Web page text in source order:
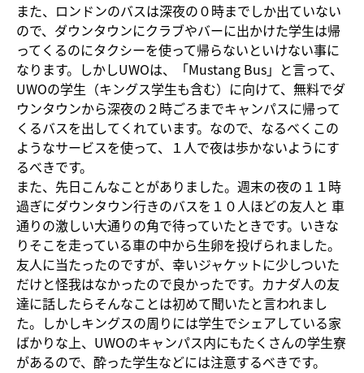
また、ロンドンのバスは深夜の０時までしか出ていない
ので、ダウンタウンにクラブやバーに出かけた学生は帰
ってくるのにタクシーを使って帰らないといけない事に
なります。しかしUWOは、「Mustang Bus」と言って、
UWOの学生（キングス学生も含む）に向けて、無料でダ
ウンタウンから深夜の２時ごろまでキャンパスに帰って
くるバスを出してくれています。なので、なるべくこの
ようなサービスを使って、１人で夜は歩かないようにす
るべきです。
また、先日こんなことがありました。週末の夜の１１時
過ぎにダウンタウン行きのバスを１０人ほどの友人と 車
通りの激しい大通りの角で待っていたときです。いきな
りそこを走っている車の中から生卵を投げられました。
友人に当たったのですが、幸いジャケットに少しついた
だけと怪我はなかったので良かったです。カナダ人の友
達に話したらそんなことは初めて聞いたと言われまし
た。しかしキングスの周りには学生でシェアしている家
ばかりな上、UWOのキャンパス内にもたくさんの学生寮
があるので、酔った学生などには注意するべきです。